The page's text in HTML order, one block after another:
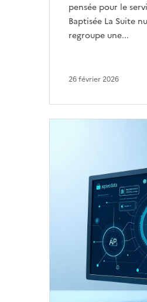
pensée pour le
Baptisée La Suite
regroupe une...
26 février 2026